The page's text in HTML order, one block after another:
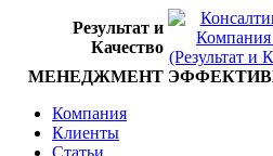
Результат и
Качество
МЕНЕДЖМЕНТ
Компания
Клиенты
Статьи